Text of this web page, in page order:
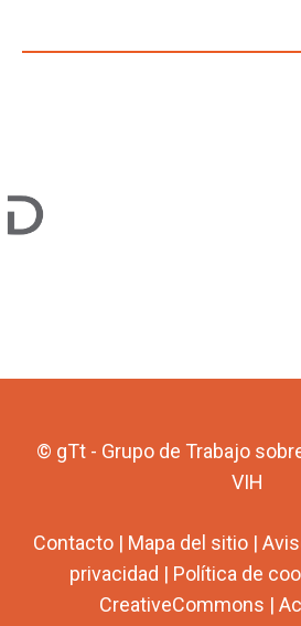
© gTt - Grupo de Trabajo
VIH
Contacto | Mapa del sitio |
privacidad | Política de
CreativeCommons |